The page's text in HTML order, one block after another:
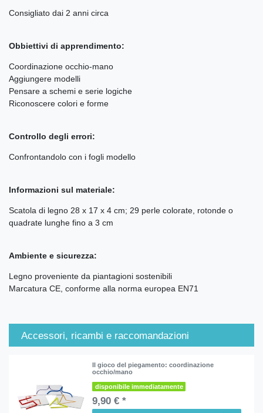
Consigliato dai 2 anni circa
Obbiettivi di apprendimento:
Coordinazione occhio-mano
Aggiungere modelli
Pensare a schemi e serie logiche
Riconoscere colori e forme
Controllo degli errori:
Confrontandolo con i fogli modello
Informazioni sul materiale:
Scatola di legno 28 x 17 x 4 cm; 29 perle colorate, rotonde o
quadrate lunghe fino a 3 cm
Ambiente e sicurezza:
Legno proveniente da piantagioni sostenibili
Marcatura CE, conforme alla norma europea EN71
Accessori, ricambi e raccomandazioni
Il gioco del piegamento: coordinazione
occhio/mano
disponibile immediatamente
9,90 € *